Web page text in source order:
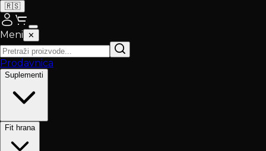
🇷🇸
Meni ✕
Prodavnica
Suplementi
Fit hrana